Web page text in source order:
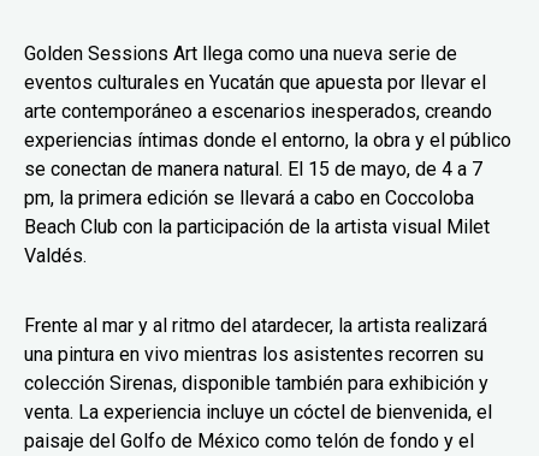
Golden Sessions Art llega como una nueva serie de
eventos culturales en Yucatán que apuesta por llevar el
arte contemporáneo a escenarios inesperados, creando
experiencias íntimas donde el entorno, la obra y el público
se conectan de manera natural. El 15 de mayo, de 4 a 7
pm, la primera edición se llevará a cabo en Coccoloba
Beach Club con la participación de la artista visual Milet
Valdés.
Frente al mar y al ritmo del atardecer, la artista realizará
una pintura en vivo mientras los asistentes recorren su
colección Sirenas, disponible también para exhibición y
venta. La experiencia incluye un cóctel de bienvenida, el
paisaje del Golfo de México como telón de fondo y el